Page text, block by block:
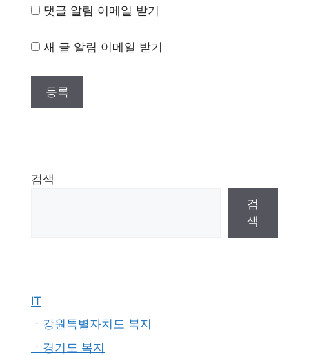
댓글 알림 이메일 받기
새 글 알림 이메일 받기
검색
검
색
IT
ㆍ강원특별자치도 복지
ㆍ경기도 복지